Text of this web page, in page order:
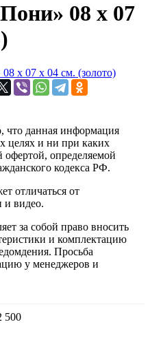
08 х 07
данная информация
целях и ни при каких
офертой, определяемой
кодекса РФ.
отличаться от
и видео.
за собой право вносить
и комплектацию
Просьба
у менеджеров и
500